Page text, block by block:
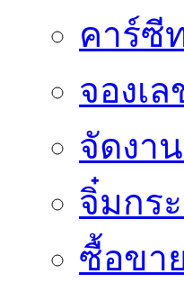
คาร์ซี
จองเ
จัดงา
จิ๋มกร
ซื้อขา